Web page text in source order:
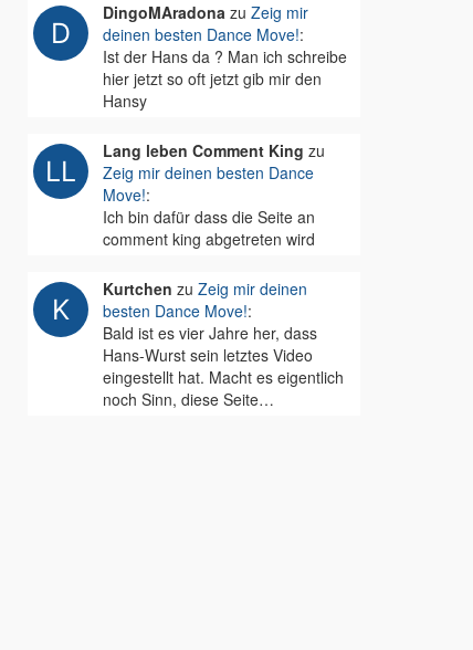
DingoMAradonazu Zeig mir
deinen besten Dance Move!:
Ist der Hans da ? Man ich schreibe
hier jetzt so oft jetzt gib mir den
Hansy
Lang leben Comment King zu
Zeig mir deinen besten Dance
Move!:
Ich bin dafür dass die Seite an
comment king abgetreten wird
Kurtchen zu Zeig mir deinen
besten Dance Move!:
Bald ist es vier Jahre her, dass
Hans-Wurst sein letztes Video
eingestellt hat. Macht es eigentlich
noch Sinn, diese Seite…